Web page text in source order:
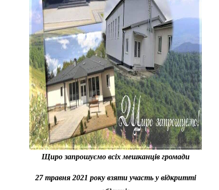
Щиро запрошуємо всіх мешканців громади
27 травня 2021 року взяти участь у відкритті